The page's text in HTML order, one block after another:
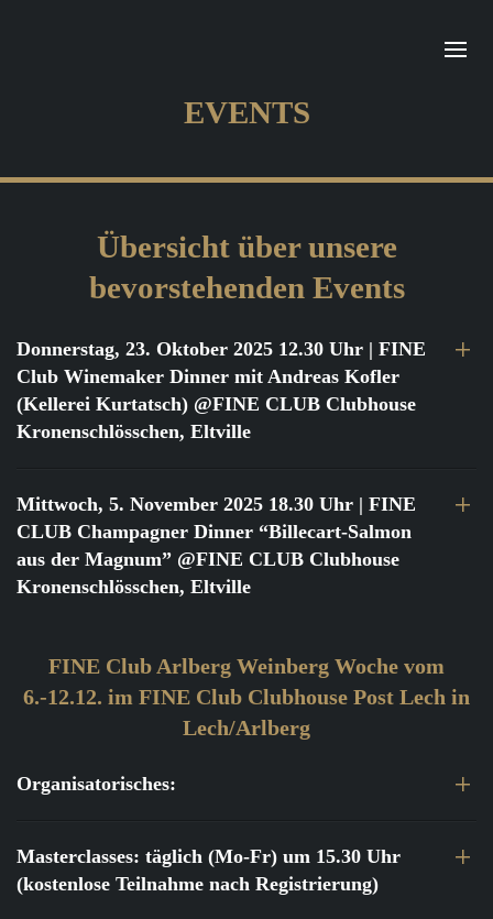
EVENTS
Übersicht über unsere
bevorstehenden Events
Donnerstag, 23. Oktober 2025 12.30 Uhr | FINE
Club Winemaker Dinner mit Andreas Kofler
(Kellerei Kurtatsch) @FINE CLUB Clubhouse
Kronenschlösschen, Eltville
Mittwoch, 5. November 2025 18.30 Uhr | FINE
CLUB Champagner Dinner “Billecart-Salmon
aus der Magnum” @FINE CLUB Clubhouse
Kronenschlösschen, Eltville
FINE Club Arlberg Weinberg Woche vom
6.-12.12. im FINE Club Clubhouse Post Lech in
Lech/Arlberg
Organisatorisches:
Masterclasses: täglich (Mo-Fr) um 15.30 Uhr
(kostenlose Teilnahme nach Registrierung)